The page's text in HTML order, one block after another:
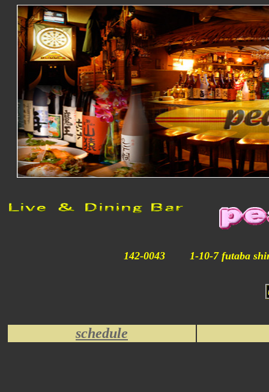
142-0043 1-10-7 futaba
schedule